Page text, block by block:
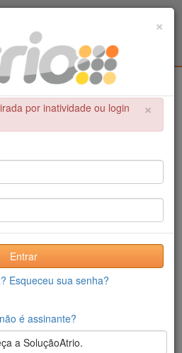
- UFPB
×
A OPERAÇÃO
por inatividade ou login não
×
×
por inatividade ou login
Entrar
Esqueceu sua senha?
é assinante?
a SoluçãoAtrio.